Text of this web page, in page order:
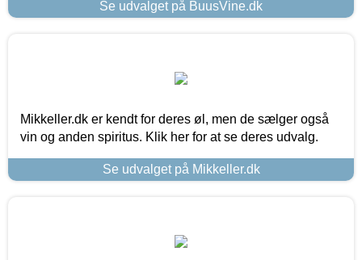
Se udvalget på BuusVine.dk
Mikkeller.dk er kendt for deres øl, men de sælger også
vin og anden spiritus. Klik her for at se deres udvalg.
Se udvalget på Mikkeller.dk